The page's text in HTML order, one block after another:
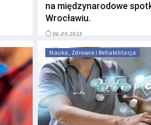
na międzynarodowe
Wrocławiu.
06.09.2023
Nauka, Zdrowie i Rehabilitacja